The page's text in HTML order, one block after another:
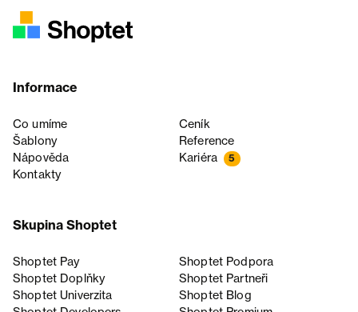
Informace
Co umíme
Ceník
Šablony
Reference
Nápověda
Kariéra 5
Kontakty
Skupina Shoptet
Shoptet Pay
Shoptet Podpora
Shoptet Doplňky
Shoptet Partneři
Shoptet Univerzita
Shoptet Blog